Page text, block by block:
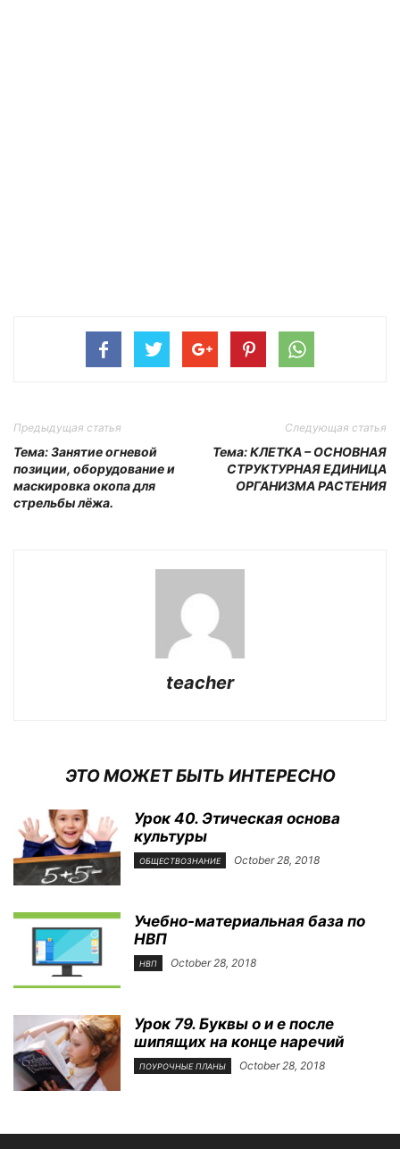
Предыдущая статья
Тема: Занятие огневой
позиции, оборудование и
маскировка окопа для
стрельбы лёжа.
Следующая статья
Тема: КЛЕТКА – ОСНОВНАЯ
СТРУКТУРНАЯ ЕДИНИЦА
ОРГАНИЗМА РАСТЕНИЯ
teacher
ЭТО МОЖЕТ БЫТЬ ИНТЕРЕСНО
Урок 40. Этическая основа
культуры
ОБЩЕСТВОЗНАНИЕ October 28, 2018
Учебно-материальная база по
НВП
НВП October 28, 2018
Урок 79. Буквы о и е после
шипящих на конце наречий
ПОУРОЧНЫЕ ПЛАНЫ October 28, 2018